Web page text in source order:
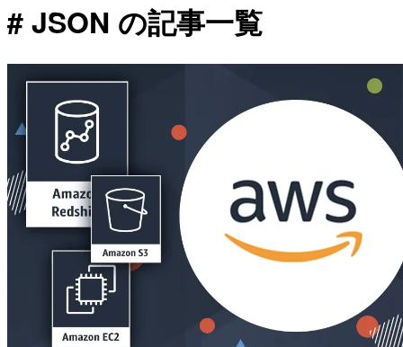
# JSON の記事一覧